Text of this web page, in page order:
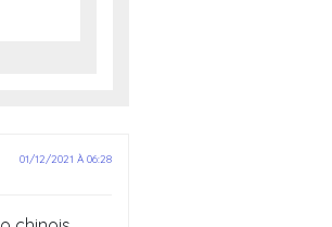
01/12/2021 À 06:28